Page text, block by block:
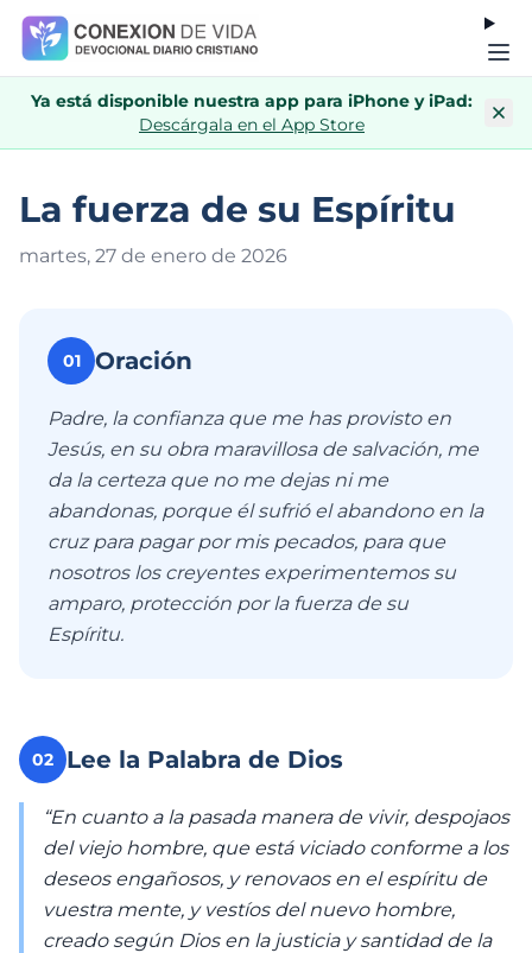
Ya está disponible nuestra app para iPhone y iPad:
Descárgala en el App Store
La fuerza de su Espíritu
martes, 27 de enero de 2026
01 Oración
Padre, la confianza que me has provisto en
Jesús, en su obra maravillosa de salvación, me
da la certeza que no me dejas ni me
abandonas, porque él sufrió el abandono en la
cruz para pagar por mis pecados, para que
nosotros los creyentes experimentemos su
amparo, protección por la fuerza de su
Espíritu.
02 Lee la Palabra de Dios
“En cuanto a la pasada manera de vivir, despojaos
del viejo hombre, que está viciado conforme a los
deseos engañosos, y renovaos en el espíritu de
vuestra mente, y vestíos del nuevo hombre,
creado según Dios en la justicia y santidad de la